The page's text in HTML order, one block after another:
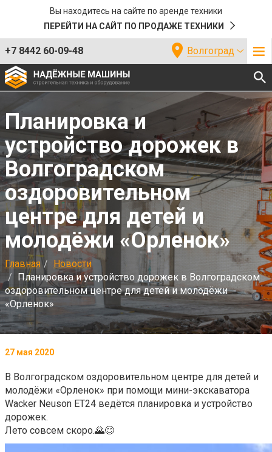
Вы находитесь на сайте по аренде техники
ПЕРЕЙТИ НА САЙТ ПО ПРОДАЖЕ ТЕХНИКИ
+7 8442 60-09-48 Волгоград
Планировка и
устройство дорожек в
Волгоградском
оздоровительном
центре для детей и
молодёжи «Орленок»
Главная
Новости
Планировка и устройство дорожек в Волгоградском
оздоровительном центре для детей и молодёжи
«Орленок»
27 мая 2020
В Волгоградском оздоровительном центре для детей и
молодёжи «Орленок» при помощи мини-экскаватора
Wacker Neuson ET24 ведётся планировка и устройство
дорожек.
Лето совсем скоро.🌄😊